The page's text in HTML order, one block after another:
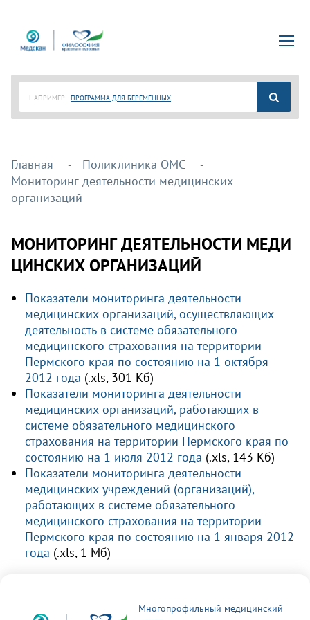
НАПРИМЕР: ПРОГРАММА ДЛЯ БЕРЕМЕННЫХ
Главная
Поликлиника ОМС
Мониторинг деятельности медицинских
организаций
МОНИТОРИНГ ДЕЯТЕЛЬНОСТИ МЕДИ
ЦИНСКИХ ОРГАНИЗАЦИЙ
Показатели мониторинга деятельности
медицинских организаций, осуществляющих
деятельность в системе обязательного
медицинского страхования на территории
Пермского края по состоянию на 1 октября
2012 года (.xls, 301 Кб)
Показатели мониторинга деятельности
медицинских организаций, работающих в
системе обязательного медицинского
страхования на территории Пермского края по
состоянию на 1 июля 2012 года (.xls, 143 Кб)
Показатели мониторинга деятельности
медицинских учреждений (организаций),
работающих в системе обязательного
медицинского страхования на территории
Пермского края по состоянию на 1 января 2012
года (.xls, 1 Мб)
Многопрофильный медицинский